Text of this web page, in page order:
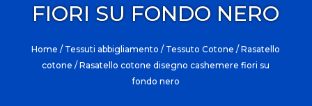
FIORI SU FONDO NERO
Home / Tessuti abbigliamento / Tessuto Cotone /Rasatello
cotone / Rasatello cotone disegno cashemere fiori su
fondo nero